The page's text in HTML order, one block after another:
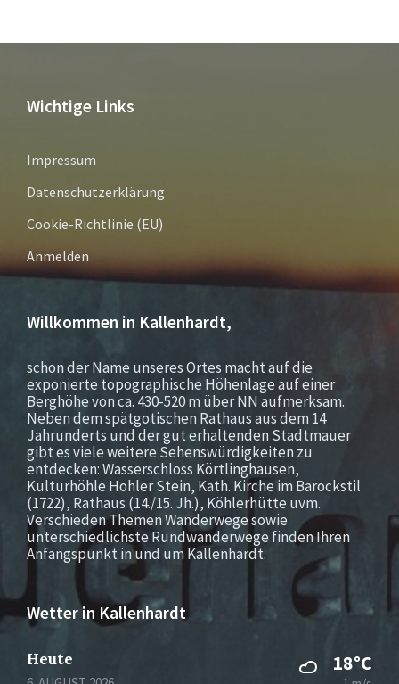
Wichtige Links
Impressum
Datenschutzerklärung
Cookie-Richtlinie (EU)
Anmelden
Willkommen in Kallenhardt,
schon der Name unseres Ortes macht auf die
exponierte topographische Höhenlage auf einer
Berghöhe von ca. 430-520 m über NN aufmerksam.
Neben dem spätgotischen Rathaus aus dem 14
Jahrunderts und der gut erhaltenden Stadtmauer
gibt es viele weitere Sehenswürdigkeiten zu
entdecken: Wasserschloss Körtlinghausen,
Kulturhöhle Hohler Stein, Kath. Kirche im Barockstil
(1722), Rathaus (14./15. Jh.), Köhlerhütte uvm.
Verschieden Themen Wanderwege sowie
unterschiedlichste Rundwanderwege finden Ihren
Anfangspunkt in und um Kallenhardt.
Wetter in Kallenhardt
Heute 18°C